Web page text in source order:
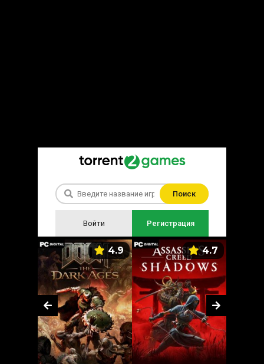
Поиск
Войти Регистрация
4.9 4.7